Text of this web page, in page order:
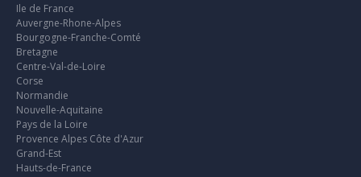
Ile de France
Auvergne-Rhone-Alpes
Bourgogne-Franche-Comté
Bretagne
Centre-Val-de-Loire
Corse
Normandie
Nouvelle-Aquitaine
Pays de la Loire
Provence Alpes Côte d'Azur
Grand-Est
Hauts-de-France